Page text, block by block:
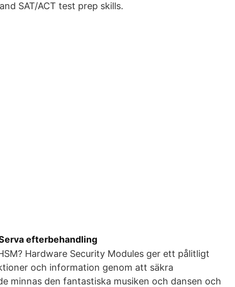
SAT/ACT test prep skills.
efterbehandling
Hardware Security Modules ger ett pålitligt
och information genom att säkra
minnas den fantastiska musiken och dansen och